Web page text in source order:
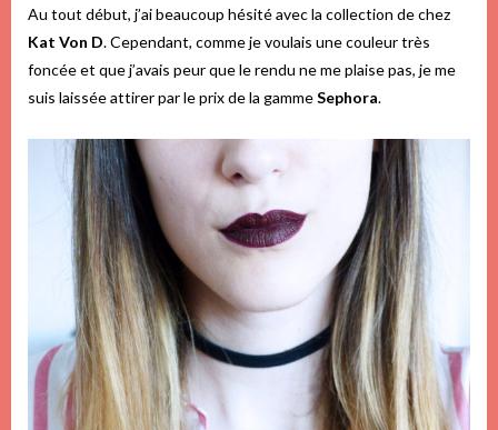
Au tout début, j’ai beaucoup hésité avec la collection de chez
Kat Von D. Cependant, comme je voulais une couleur très
foncée et que j’avais peur que le rendu ne me plaise pas, je me
suis laissée attirer par le prix de la gammeSephora.